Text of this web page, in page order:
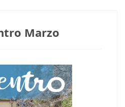
Marzo